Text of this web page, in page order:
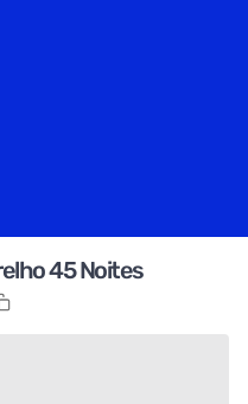
45 Noites